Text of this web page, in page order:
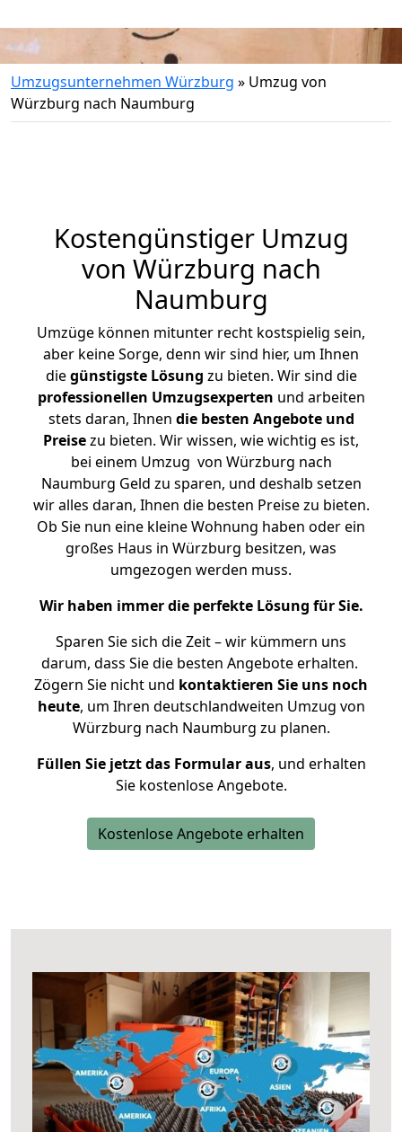
Umzugsunternehmen Würzburg » Umzug von
Würzburg nach Naumburg
Kostengünstiger Umzug
von Würzburg nach
Naumburg
Umzüge können mitunter recht kostspielig sein,
aber keine Sorge, denn wir sind hier, um Ihnen
diegünstigste Lösung zu bieten. Wir sind die
professionellen Umzugsexperten und arbeiten
stets daran, Ihnen die besten Angebote und
Preisezu bieten. Wir wissen, wie wichtig es ist,
bei einem Umzug von Würzburg nach
Naumburg Geld zu sparen, und deshalb setzen
wir alles daran, Ihnen die besten Preise zu bieten.
Ob Sie nun eine kleine Wohnung haben oder ein
großes Haus in Würzburg besitzen, was
umgezogen werden muss.
Wir haben immer die perfekte Lösung für Sie.
Sparen Sie sich die Zeit – wir kümmern uns
darum, dass Sie die besten Angebote erhalten.
Zögern Sie nicht und kontaktieren Sie uns noch
heute, um Ihren deutschlandweiten Umzug von
Würzburg nach Naumburg zu planen.
Füllen Sie jetzt das Formular aus, und erhalten
Sie kostenlose Angebote.
Kostenlose Angebote erhalten